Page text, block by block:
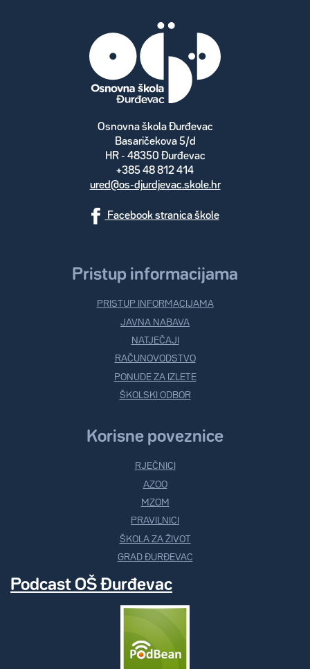
Osnovna škola Đurđevac
Basaričekova 5/d
HR - 48350 Đurđevac
+385 48 812 414
ured@os-djurdjevac.skole.hr
Facebook stranica škole
Pristup informacijama
PRISTUP INFORMACIJAMA
JAVNA NABAVA
NATJEČAJI
RAČUNOVODSTVO
PONUDE ZA IZLETE
ŠKOLSKI ODBOR
Korisne poveznice
RJEČNICI
AZOO
MZOM
PRAVILNICI
ŠKOLA ZA ŽIVOT
GRAD ĐURĐEVAC
Podcast OŠ Đurđevac